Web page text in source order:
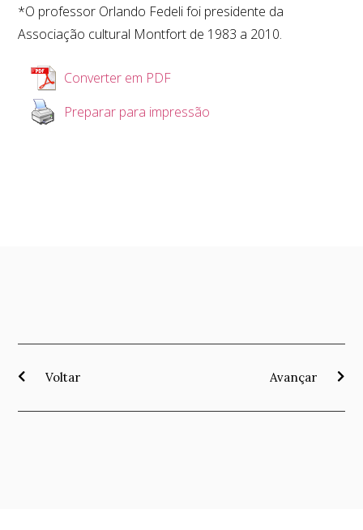
*O professor Orlando Fedeli foi presidente da
Associação cultural Montfort de 1983 a 2010.
Converter em PDF
Preparar para impressão
Voltar Avançar